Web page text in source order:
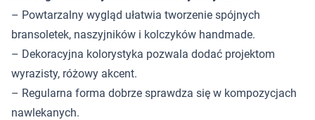
– Powtarzalny wygląd ułatwia tworzenie spójnych
bransoletek, naszyjników i kolczyków handmade.
– Dekoracyjna kolorystyka pozwala dodać projektom
wyrazisty, różowy akcent.
– Regularna forma dobrze sprawdza się w kompozycjach
nawlekanych.